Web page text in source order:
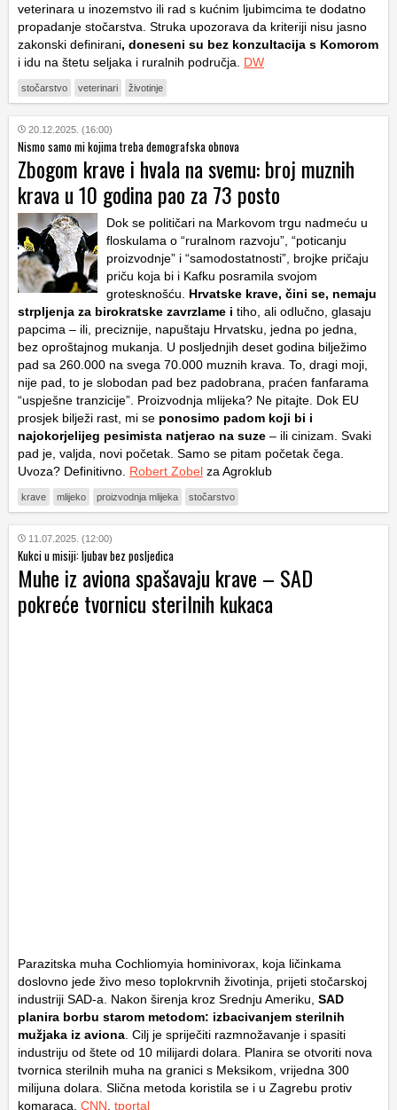
veterinara u inozemstvo ili rad s kućnim ljubimcima te dodatno
propadanje stočarstva. Struka upozorava da kriteriji nisu jasno
zakonski definirani, doneseni su bez konzultacija s Komorom
i idu na štetu seljaka i ruralnih područja. DW
stočarstvo veterinari životinje
20.12.2025. (16:00)
Nismo samo mi kojima treba demografska obnova
Zbogom krave i hvala na svemu: broj muznih
krava u 10 godina pao za 73 posto
Dok se političari na Markovom trgu nadmeću u
floskulama o “ruralnom razvoju”, “poticanju
proizvodnje” i “samodostatnosti”, brojke pričaju
priču koja bi i Kafku posramila svojom
grotesknošću. Hrvatske krave, čini se, nemaju
strpljenja za birokratske zavrzlame i tiho, ali odlučno, glasaju
papcima – ili, preciznije, napuštaju Hrvatsku, jedna po jedna,
bez oproštajnog mukanja. U posljednjih deset godina bilježimo
pad sa 260.000 na svega 70.000 muznih krava. To, dragi moji,
nije pad, to je slobodan pad bez padobrana, praćen fanfarama
“uspješne tranzicije”. Proizvodnja mlijeka? Ne pitajte. Dok EU
prosjek bilježi rast, mi se ponosimo padom koji bi i
najokorjelijeg pesimista natjerao na suze – ili cinizam. Svaki
pad je, valjda, novi početak. Samo se pitam početak čega.
Uvoza? Definitivno. Robert Zobel za Agroklub
krave mlijeko proizvodnja mlijeka stočarstvo
11.07.2025. (12:00)
Kukci u misiji: ljubav bez posljedica
Muhe iz aviona spašavaju krave – SAD
pokreće tvornicu sterilnih kukaca
Parazitska muha Cochliomyia hominivorax, koja ličinkama
doslovno jede živo meso toplokrvnih životinja, prijeti stočarskoj
industriji SAD-a. Nakon širenja kroz Srednju Ameriku, SAD
planira borbu starom metodom: izbacivanjem sterilnih
mužjaka iz aviona. Cilj je spriječiti razmnožavanje i spasiti
industriju od štete od 10 milijardi dolara. Planira se otvoriti nova
tvornica sterilnih muha na granici s Meksikom, vrijedna 300
milijuna dolara. Slična metoda koristila se i u Zagrebu protiv
komaraca. CNN, tportal